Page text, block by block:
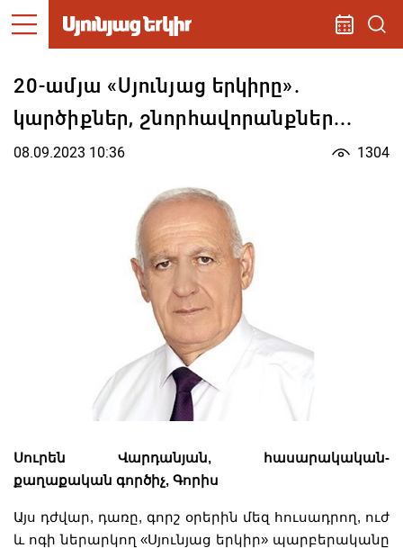
20-ամյա «Սյունյաց երկիրը».
կարծիքներ, շնորհավորանքներ...
08.09.2023 10:36 1304
Սուրեն Վարդանյան, հասարակական-
քաղաքական գործիչ, Գորիս
Այս դժվար, դառը, գորշ օրերին մեզ հուսադրող, ուժ
և ոգի ներարկող «Սյունյաց երկիր» պարբերականը